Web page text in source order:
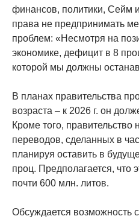
финансов, политики, Сейм
права не предпринимать
проблем: «Несмотря на
экономике, дефицит в 8
которой мы должны
В планах правительства
возраста – к 2026 г. он
Кроме того,
переводов, сделанных в
планируя оставить в
проц. Предполагается, что
почти 600 млн. литов.
Обсуждается возможность